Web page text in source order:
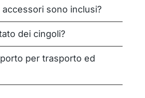
accessori sono inclusi?
dei cingoli?
per trasporto ed